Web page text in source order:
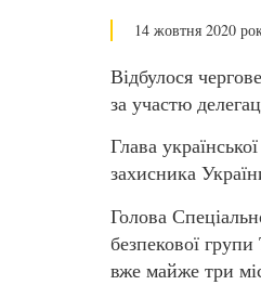
14 жовтня 2020
Відбулося
за участю
Глава
захисника
Голова
безпекової
вже майже три